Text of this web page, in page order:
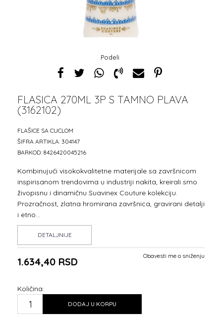
Podeli
FLASICA 270ML 3P S TAMNO PLAVA
(3162102)
FLAŠICE SA CUCLOM
ŠIFRA ARTIKLA: 304147
BARKOD: 8426420045216
Kombinujući visokokvalitetne materijale sa završnicom
inspirisanom trendovima u industriji nakita, kreirali smo
živopisnu i dinamičnu Suavinex Couture kolekciju.
Prozračnost, zlatna hromirana završnica, gravirani detalji
i etno...
DETALJNIJE
1.634,40 RSD Obavesti me o sniženju
Količina:
DODAJ U KORPU